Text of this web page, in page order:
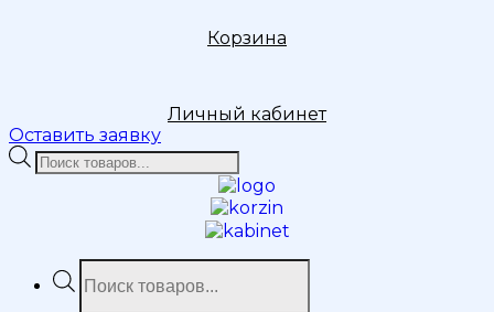
Корзина
Личный кабинет
Оставить заявку
Поиск
товаров
Поиск
товаров